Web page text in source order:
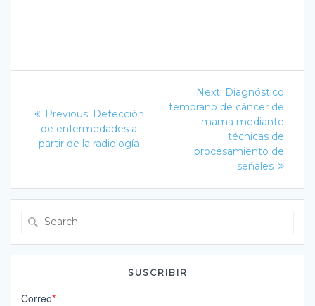
de
entradas
Previous: Previous
post:
Detección
de enfermedades a
partir de la radiología
Next: Next
post:
Diagnóstico
temprano de cáncer de
mama mediante
técnicas de
procesamiento de
señales
SUSCRIBIR